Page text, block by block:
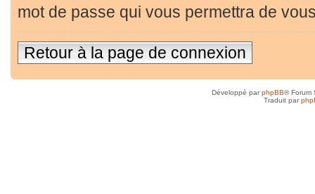
mot de passe qui vous permettra de
Retour à la page de connexion
Développé parphpBB® Forum
Traduit par